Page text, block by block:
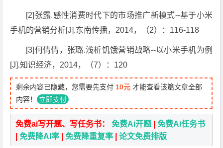
[2]张露.感性消费时代下的市场推广新模式--基于小米
手机的营销分析[J].东南传播，2014，（2）：116-118
[3]何倩倩，张璐.浅析饥饿营销战略--以小米手机为例
[J].知识经济，2014，（7）：120
剩余内容已隐藏，您需要先支付 10元 才能查看该篇文章全部
内容！ 立即支付
免费ai写开题、写任务书：免费Ai开题 |免费Ai任务书
|免费降AI率 |免费降重复率 |论文免费排版